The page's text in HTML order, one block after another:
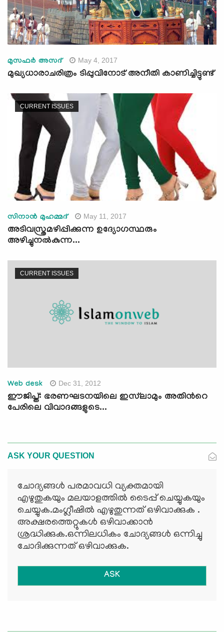
മുസഫര്‍ അസദ് May 4, 2017
മുഖ്യധാരാചരിത്രം ടിപ്പുവിനോട് അനീതി കാണിച്ചിട്ടുണ്ട്
CURRENT ISSUES
സിനാന്‍ മുഹമ്മദ് May 11, 2017
അടിവസ്ത്രമഴിപ്പിക്കുന്ന ഉദ്യോഗസ്ഥരും
അഴിച്ചുനല്‍കുന്ന...
CURRENT ISSUES
Web desk Dec 31, 2012
ഈജിപ്ത്: ഭരണഘടനയിലെ ഇസ്‌ലാമും അതിന്‍റെ
പേരിലെ വിവാദങ്ങളുടെ...
ASK YOUR QUESTION
ചോദ്യങ്ങള്‍ പരമാവധി വ്യക്തമായി
എഴുതുകയും മലയാളത്തില്‍ ടൈപ്പ് ചെയ്യുകയും
ചെയ്യുക.മംഗ്ലീഷില്‍ എഴുതുന്നത് ഒഴിവാക്കുക .
അക്ഷരത്തെറ്റുകള്‍ ഒഴിവാക്കാന്‍
ശ്രദ്ധിക്കുക.ഒന്നിലധികം ചോദ്യങ്ങള്‍ ഒന്നിച്ചു
ചോദിക്കുന്നത് ഒഴിവാക്കുക.
ASK